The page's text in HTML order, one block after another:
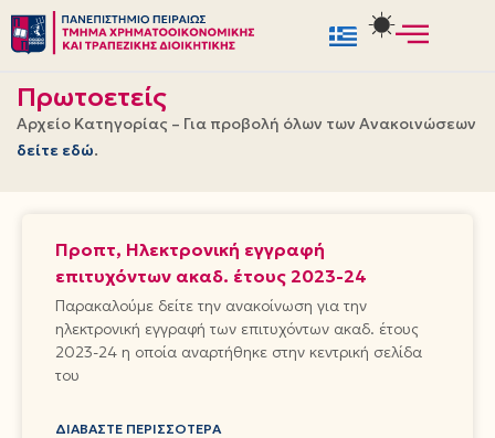
Μεταπηδήστε
στο
περιεχόμενο
Πρωτοετείς
Αρχείο Κατηγορίας – Για προβολή όλων των Ανακοινώσεων
δείτε εδώ.
Προπτ, Ηλεκτρονική εγγραφή
επιτυχόντων ακαδ. έτους 2023-24
Παρακαλούμε δείτε την ανακοίνωση για την
ηλεκτρονική εγγραφή των επιτυχόντων ακαδ. έτους
2023-24 η οποία αναρτήθηκε στην κεντρική σελίδα
του
ΔΙΑΒΆΣΤΕ ΠΕΡΙΣΣΌΤΕΡΑ